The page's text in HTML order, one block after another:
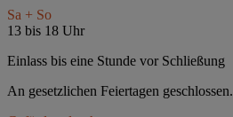
Sa + So
13 bis 18 Uhr
Einlass bis eine Stunde vor Schließung
An gesetzlichen Feiertagen geschlossen.